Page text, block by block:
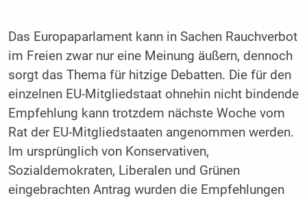
Das Europaparlament kann in Sachen Rauchverbot
im Freien zwar nur eine Meinung äußern, dennoch
sorgt das Thema für hitzige Debatten. Die für den
einzelnen EU-Mitgliedstaat ohnehin nicht bindende
Empfehlung kann trotzdem nächste Woche vom
Rat der EU-Mitgliedstaaten angenommen werden.
Im ursprünglich von Konservativen,
Sozialdemokraten, Liberalen und Grünen
eingebrachten Antrag wurden die Empfehlungen